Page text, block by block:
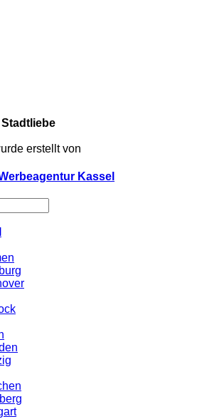
Stadtliebe
erstellt von
Kassel